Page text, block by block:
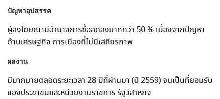
ปัญหาอุปสรรค
ผู้ลงโฆษณามีอำนาจการซื้อลดลงมากกว่า 50 % เนื่องจากปัญหา
ด้านเศรษฐกิจ การเมืองที่ไม่มีเสถียรภาพ
ผลงาน
มีมากมายตลอดระยะเวลา 28 ปีที่ผ่านมา (ปี 2559) จนเป็นที่ยอมรับ
ของประชาชนและหน่วยงานราชการ รัฐวิสาหกิจ